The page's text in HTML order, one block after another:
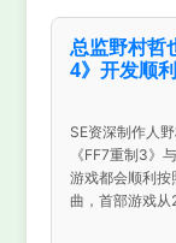
总监野村哲
4》开发顺利
SE资深制作人
《FF7重制3》
游戏都会顺利按
曲，首部游戏从